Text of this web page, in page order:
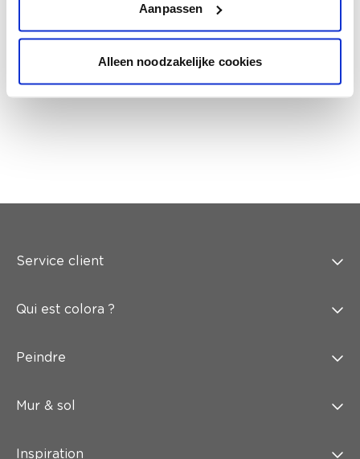
Aanpassen
Alleen noodzakelijke cookies
l'éclairage et de votre mobilier.
Obtenez un contrôle technologique de vos
Service client
Qui est colora ?
Peindre
Mur & sol
Inspiration